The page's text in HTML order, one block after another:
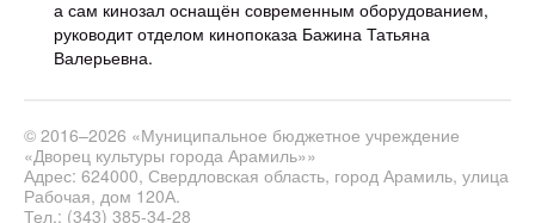
а сам кинозал оснащён современным оборудованием,
руководит отделом кинопоказа Бажина Татьяна
Валерьевна.
© 2016–2026 «Муниципальное бюджетное учреждение
«Дворец культуры города Арамиль»»
Адрес: 624000, Свердловская область, город Арамиль, улица
Рабочая, дом 120А.
Тел.: (343) 385-34-28